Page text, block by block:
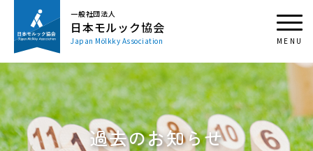
一般社団法人
日本モルック協会
Japan Mölkky Association
過去のお知らせ